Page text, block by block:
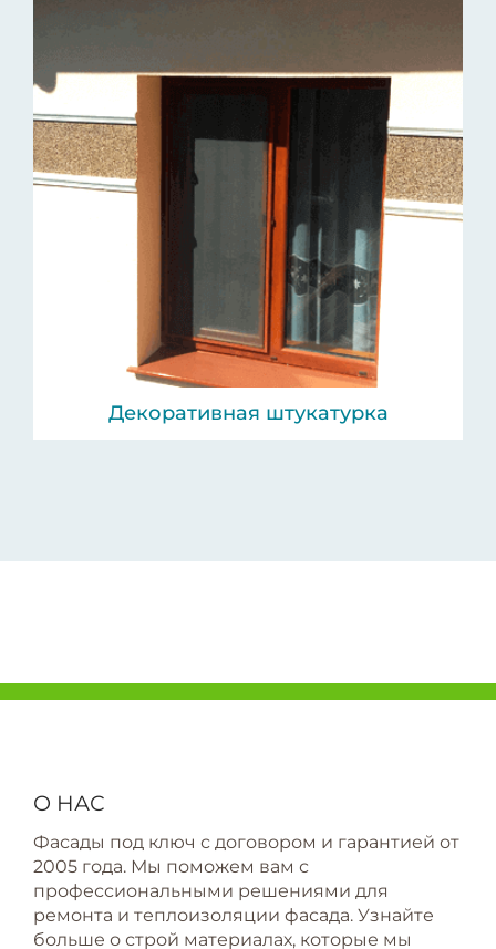
Декоративная штукатурка
О НАС
Фасады под ключ с договором и гарантией от
2005 года. Мы поможем вам с
профессиональными решениями для
ремонта и теплоизоляции фасада. Узнайте
больше о строй материалах, которые мы